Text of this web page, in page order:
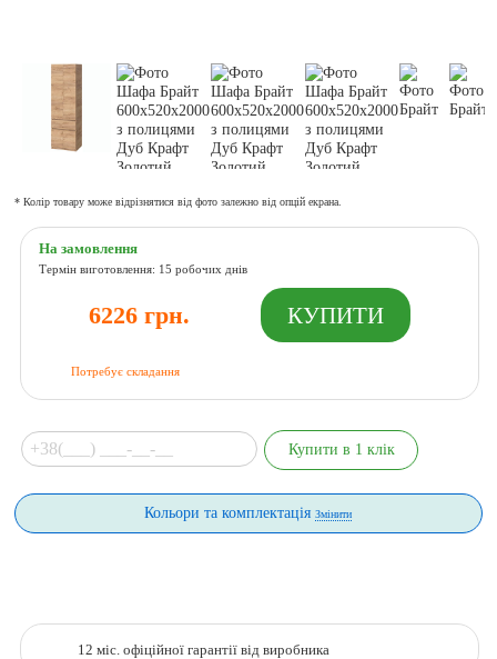
* Колір товару може відрізнятися від фото залежно від опцій екрана.
На замовлення
Термін виготовлення: 15 робочих днів
6226 грн.
Потребує складання
Кольори та комплектаціяЗмінити
12 міс. офіційної гарантії від виробника